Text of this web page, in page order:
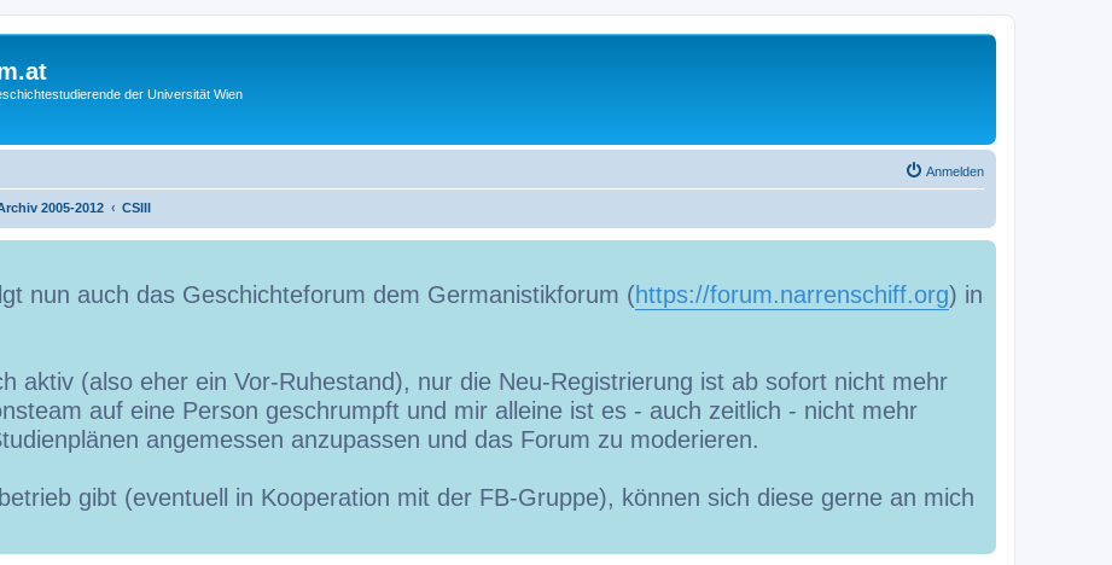
der Universität Wien
Anmelden
2005-2012 CSIII
nun auch das Geschichteforum dem Germanistikforum (https://forum.narrenschiff.org) in
aktiv (also eher ein Vor-Ruhestand), nur die Neu-Registrierung ist ab sofort nicht mehr
auf eine Person geschrumpft und mir alleine ist es - auch zeitlich - nicht mehr
angemessen anzupassen und das Forum zu moderieren.
gibt (eventuell in Kooperation mit der FB-Gruppe), können sich diese gerne an mich